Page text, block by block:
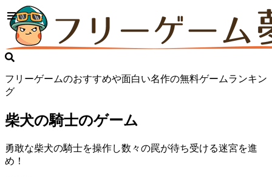
フリーゲームのおすすめや面白い名作の無料ゲームランキン
グ
柴犬の騎士のゲーム
勇敢な柴犬の騎士を操作し数々の罠が待ち受ける迷宮を進
め！